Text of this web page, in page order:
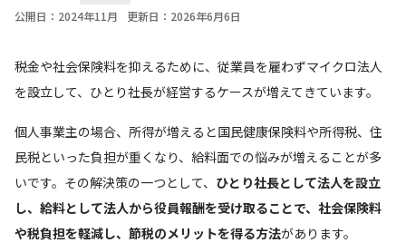
公開日：2024年11月 更新日：2026年6月6日
税金や社会保険料を抑えるために、従業員を雇わずマイクロ法人
を設立して、ひとり社長が経営するケースが増えてきています。
個人事業主の場合、所得が増えると国民健康保険料や所得税、住
民税といった負担が重くなり、給料面での悩みが増えることが多
いです。その解決策の一つとして、 ひとり社長として法人を設立
し、給料として法人から役員報酬を受け取ることで、社会保険料
や税負担を軽減し、節税のメリットを得る方法があります。